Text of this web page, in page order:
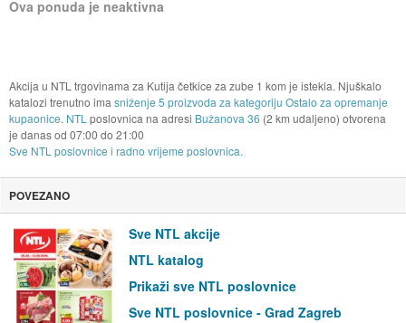
Ova ponuda je neaktivna
Akcija u NTL trgovinama za Kutija četkice za zube 1 kom je istekla. Njuškalo
katalozi trenutno ima sniženje 5 proizvoda za kategoriju Ostalo za opremanje
kupaonice. NTL poslovnica na adresi Bužanova 36 (2 km udaljeno) otvorena
je danas od 07:00 do 21:00
Sve NTL poslovnice i radno vrijeme poslovnica.
POVEZANO
Sve NTL akcije
NTL katalog
Prikaži sve NTL poslovnice
Sve NTL poslovnice - Grad Zagreb